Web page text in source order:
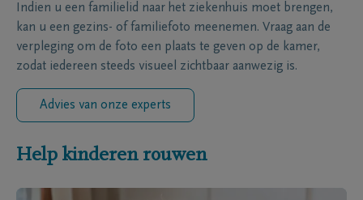
Indien u een familielid naar het ziekenhuis moet brengen,
kan u een gezins- of familiefoto meenemen. Vraag aan de
verpleging om de foto een plaats te geven op de kamer,
zodat iedereen steeds visueel zichtbaar aanwezig is.
Advies van onze experts
Help kinderen rouwen